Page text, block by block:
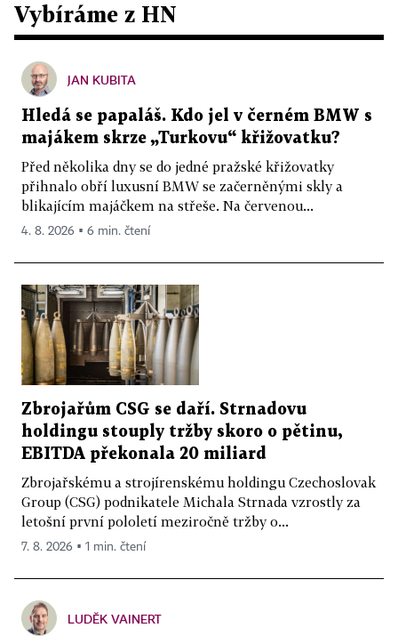
Vybíráme z HN
JAN KUBITA
Hledá se papaláš. Kdo jel v černém BMW s
majákem skrze „Turkovu“ křižovatku?
Před několika dny se do jedné pražské křižovatky
přihnalo obří luxusní BMW se začerněnými skly a
blikajícím majáčkem na střeše. Na červenou...
4. 8. 2026 ▪ 6 min. čtení
Zbrojařům CSG se daří. Strnadovu
holdingu stouply tržby skoro o pětinu,
EBITDA překonala 20 miliard
Zbrojařskému a strojírenskému holdingu Czechoslovak
Group (CSG) podnikatele Michala Strnada vzrostly za
letošní první pololetí meziročně tržby o...
7. 8. 2026 ▪ 1 min. čtení
LUDĚK VAINERT